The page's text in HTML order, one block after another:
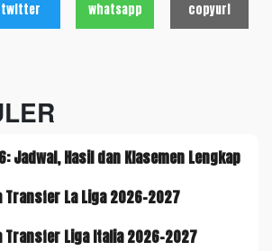
twitter whatsapp copyurl
Jadwal, Hasil dan Klasemen Lengkap
Transfer La Liga 2026-2027
Transfer Liga Italia 2026-2027